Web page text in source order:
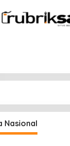
Nasional